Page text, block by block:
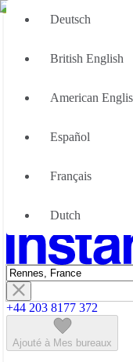
Nous pouvons aider
À propos de nous
Devenir partenaire
Nous Contacter
+44 203 8177 372
Ajouté à Mes bureaux
Deutsch
British English
American
Español
Français
Dutch